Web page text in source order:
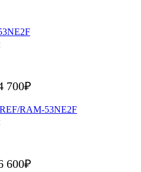
700₽
RAM-53NE2F
600₽